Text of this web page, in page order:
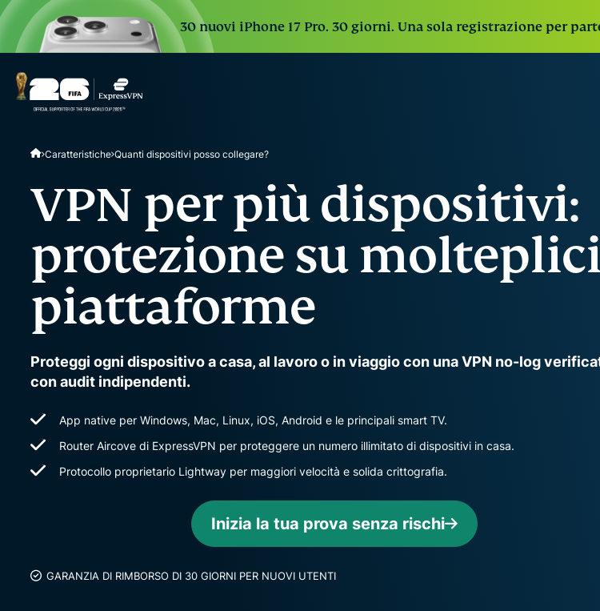
30 nuovi iPhone 17 Pro. 30 giorni. Una sola registrazione per
Caratteristiche Quanti dispositivi posso collegare?
VPN per più dispositivi:
protezione su molteplici
piattaforme
Proteggi ogni dispositivo a casa, al lavoro o in viaggio con una VPN no-log
con audit indipendenti.
App native per Windows, Mac, Linux, iOS, Android e le principali smart TV.
Router Aircove di ExpressVPN per proteggere un numero illimitato di dispositivi in casa.
Protocollo proprietario Lightway per maggiori velocità e solida crittografia.
Inizia la tua prova senza rischi
GARANZIA DI RIMBORSO DI 30 GIORNI PER NUOVI UTENTI